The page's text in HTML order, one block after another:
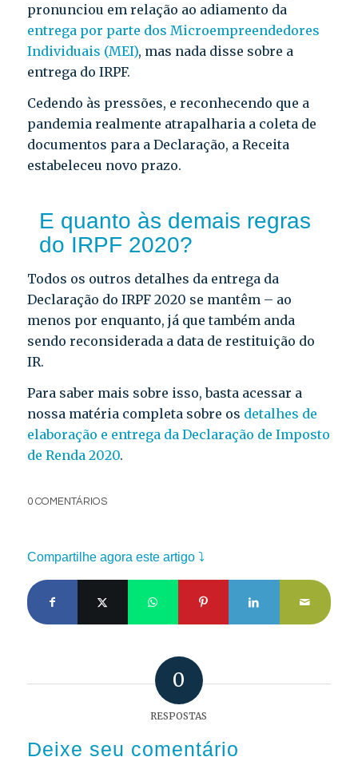
pronunciou em relação ao adiamento da
entrega por parte dos Microempreendedores
Individuais (MEI), mas nada disse sobre a
entrega do IRPF.
Cedendo às pressões, e reconhecendo que a
pandemia realmente atrapalharia a coleta de
documentos para a Declaração, a Receita
estabeleceu novo prazo.
E quanto às demais regras
do IRPF 2020?
Todos os outros detalhes da entrega da
Declaração do IRPF 2020 se mantêm – ao
menos por enquanto, já que também anda
sendo reconsiderada a data de restituição do
IR.
Para saber mais sobre isso, basta acessar a
nossa matéria completa sobre os detalhes de
elaboração e entrega da Declaração de Imposto
de Renda 2020.
0 COMENTÁRIOS
Compartilhe agora este artigo ⤵
0
RESPOSTAS
Deixe seu comentário